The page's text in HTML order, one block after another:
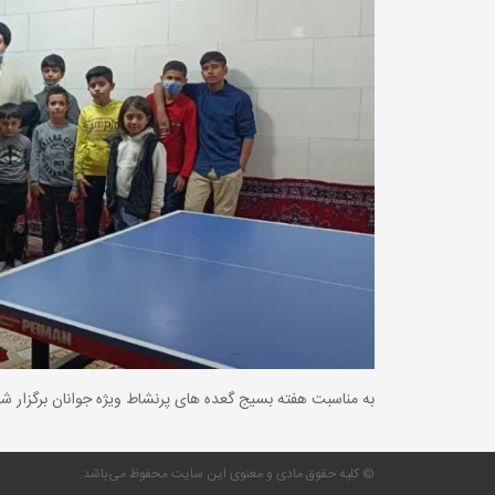
به مناسبت هفته بسیج گعده های پرنشاط ویژه جوانان برگزار
© کلیه حقوق مادی و معنوی این سایت محفوظ می‌باشد.